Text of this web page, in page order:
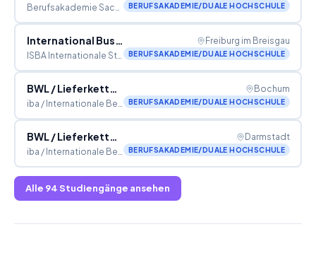
Berufsakademie Sachsen - Staatliche Studienakademie Leipzig
BERUFSAKADEMIE/DUALE HOCHSCHULE
International Business Management (B.A.):
ISBA Internationale Studien- und Berufsakademie gGmbH
Freiburg im Breisgau
BERUFSAKADEMIE/DUALE HOCHSCHULE
BWL / Lieferkettenmanagement & Logistik
iba / Internationale Berufsakademie der F+U Unternehmensgruppe
Bochum
BERUFSAKADEMIE/DUALE HOCHSCHULE
BWL / Lieferkettenmanagement & Logistik
iba / Internationale Berufsakademie der F+U Unternehmensgruppe
Darmstadt
BERUFSAKADEMIE/DUALE HOCHSCHULE
Alle 94Studiengänge ansehen